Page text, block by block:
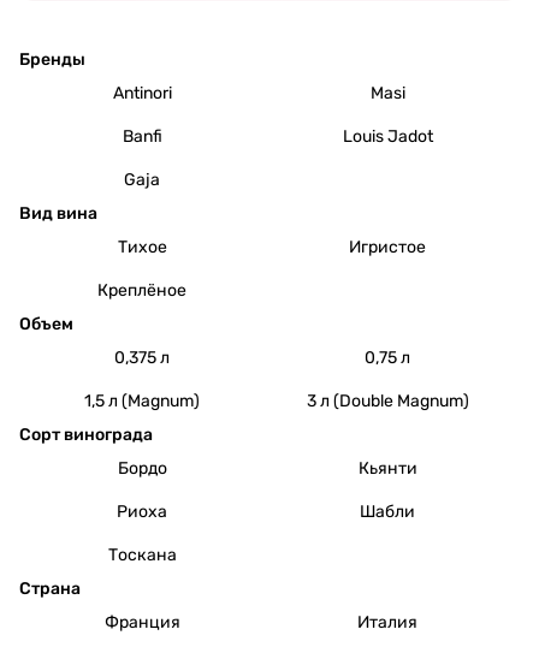
Бренды
Antinori
Masi
Banfi Louis Jadot
Gaja
Вид вина
Тихое
Игристое
Креплёное
Объем
0,375 л
0,75 л
1,5 л (Magnum)
3 л (Double Magnum)
Сорт винограда
Бордо
Кьянти
Риоха Шабли
Тоскана
Страна
Франция
Италия